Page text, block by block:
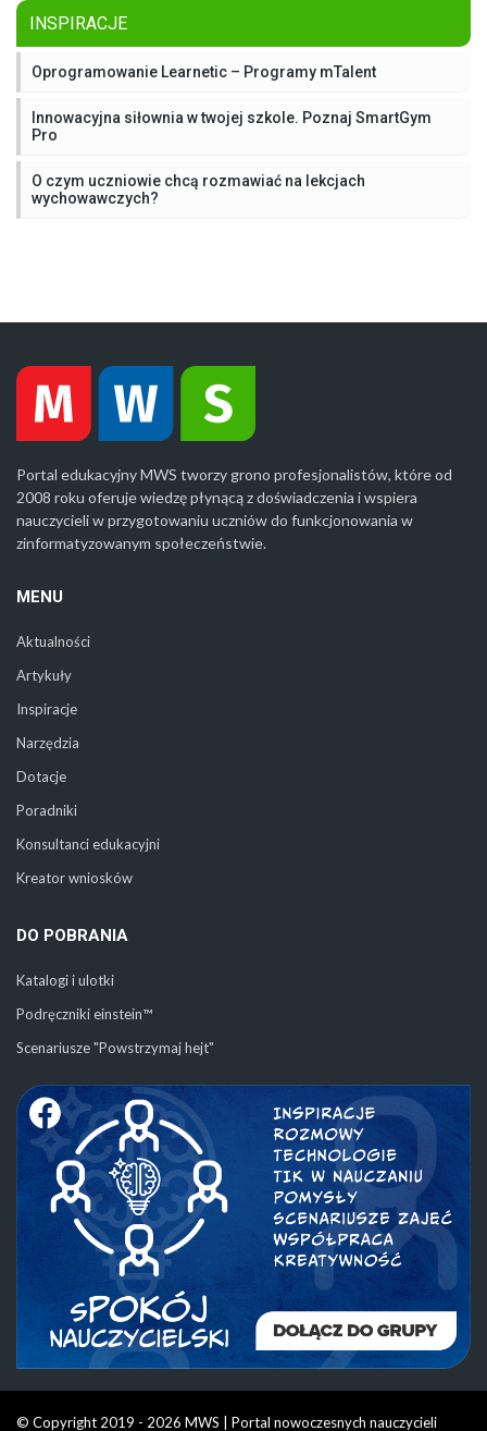
INSPIRACJE
Oprogramowanie Learnetic – Programy mTalent
Innowacyjna siłownia w twojej szkole. Poznaj SmartGym
Pro
O czym uczniowie chcą rozmawiać na lekcjach
wychowawczych?
Portal edukacyjny MWS tworzy grono profesjonalistów, które od
2008 roku oferuje wiedzę płynącą z doświadczenia i wspiera
nauczycieli w przygotowaniu uczniów do funkcjonowania w
zinformatyzowanym społeczeństwie.
MENU
Aktualności
Artykuły
Inspiracje
Narzędzia
Dotacje
Poradniki
Konsultanci edukacyjni
Kreator wniosków
DO POBRANIA
Katalogi i ulotki
Podręczniki einstein™
Scenariusze "Powstrzymaj hejt"
© Copyright 2019 - 2026 MWS | Portal nowoczesnych nauczycieli